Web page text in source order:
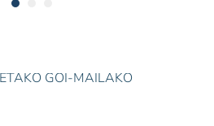
GOI-MAILAKO